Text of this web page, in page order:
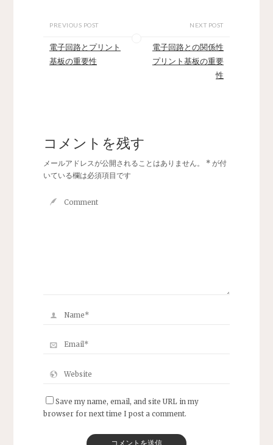
PREVIOUS POST
電子回路とプリント
基板の重要性
NEXT POST
電子回路との関係性
プリント基板の重要
性
コメントを残す
メールアドレスが公開されることはありません。 *が付
いている欄は必須項目です
Save my name, email, and site URL in my
browser for next time I post a comment.